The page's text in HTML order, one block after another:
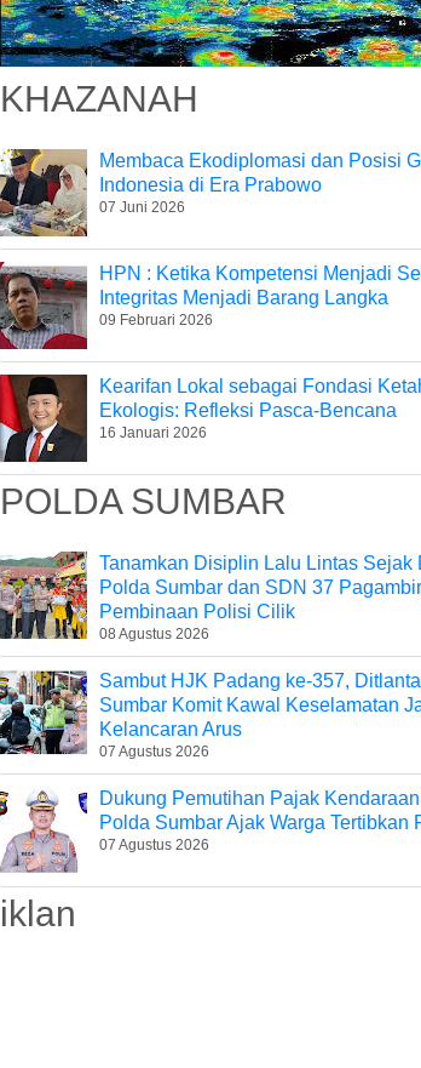
KHAZANAH
Membaca Ekodiplomasi dan Posisi
Indonesia di Era Prabowo
07 Juni 2026
HPN : Ketika Kompetensi Menjadi
Integritas Menjadi Barang Langka
09 Februari 2026
Kearifan Lokal sebagai Fondasi
Ekologis: Refleksi Pasca-Bencana
16 Januari 2026
POLDA SUMBAR
Tanamkan Disiplin Lalu Lintas Sejak
Polda Sumbar dan SDN 37
Pembinaan Polisi Cilik
08 Agustus 2026
Sambut HJK Padang ke-357,
Sumbar Komit Kawal Keselamatan
Kelancaran Arus
07 Agustus 2026
Dukung Pemutihan Pajak
Polda Sumbar Ajak Warga Tertibkan
07 Agustus 2026
iklan